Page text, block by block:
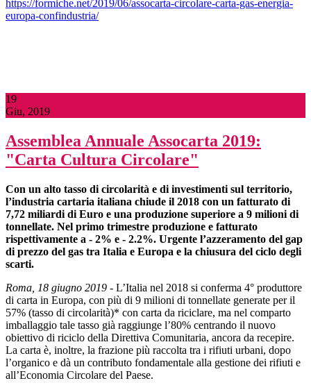
https://formiche.net/2019/06/assocarta-circolare-carta-gas-energia-
europa-confindustria/
19
Giu, 2019
Assemblea Annuale Assocarta 2019:
"Carta Cultura Circolare"
Con un alto tasso di circolarità e di investimenti sul territorio,
l’industria cartaria italiana chiude il 2018 con un fatturato di
7,72 miliardi di Euro e una produzione superiore a 9 milioni di
tonnellate. Nel primo trimestre produzione e fatturato
rispettivamente a - 2% e - 2.2%. Urgente l’azzeramento del gap
di prezzo del gas tra Italia e Europa e la chiusura del ciclo degli
scarti.
Roma, 18 giugno 2019 - L’Italia nel 2018 si conferma 4° produttore
di carta in Europa, con più di 9 milioni di tonnellate generate per il
57% (tasso di circolarità)* con carta da riciclare, ma nel comparto
imballaggio tale tasso già raggiunge l’80% centrando il nuovo
obiettivo di riciclo della Direttiva Comunitaria, ancora da recepire.
La carta è, inoltre, la frazione più raccolta tra i rifiuti urbani, dopo
l’organico e dà un contributo fondamentale alla gestione dei rifiuti e
all’Economia Circolare del Paese.